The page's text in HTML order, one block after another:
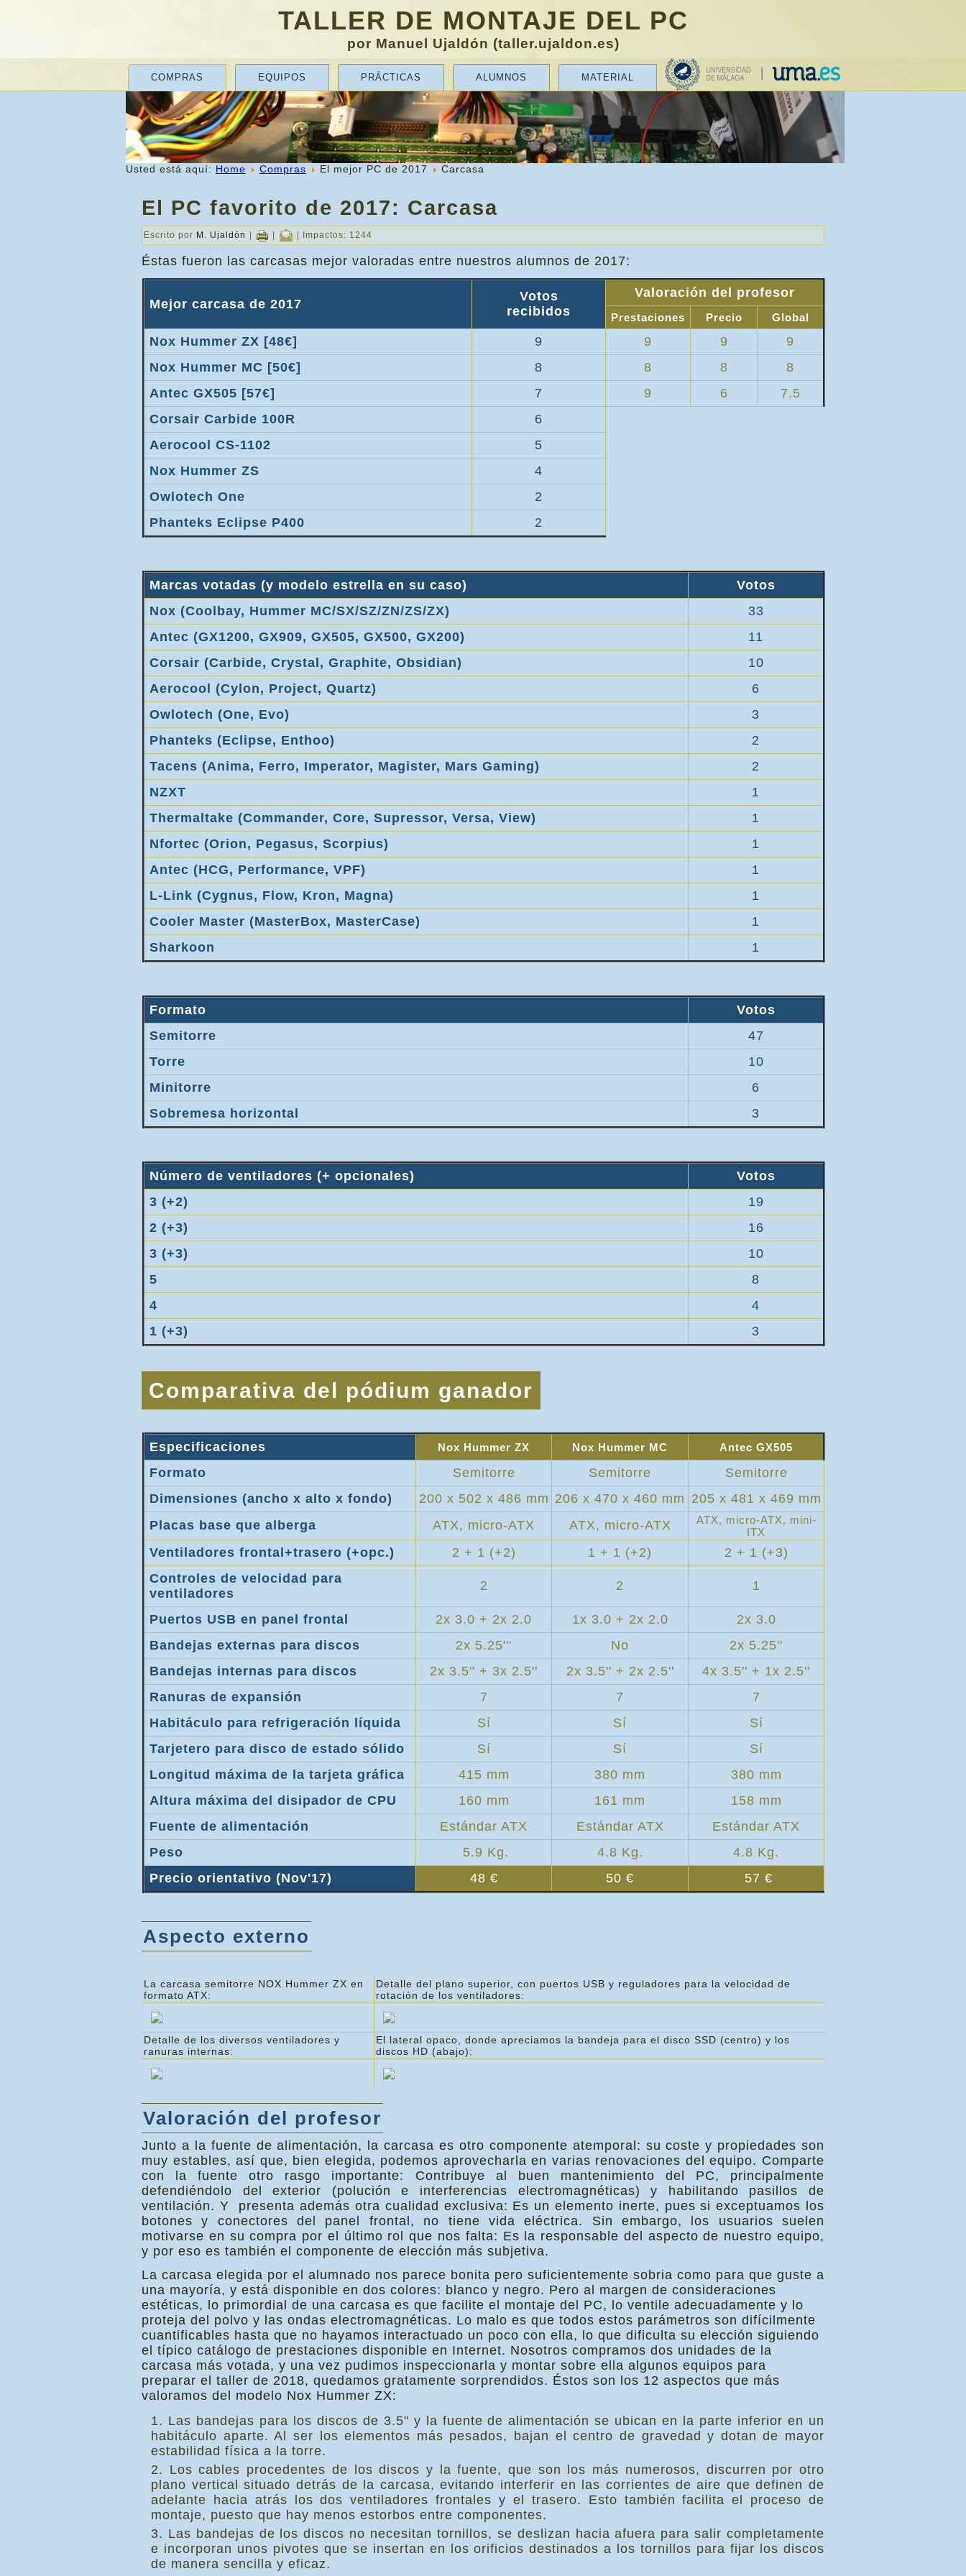
TALLER DE MONTAJE DEL PC
por Manuel Ujaldón (taller.ujaldon.es)
COMPRAS EQUIPOS PRÁCTICAS ALUMNOS MATERIAL
Usted está aquí: Home Compras El mejor PC de 2017 Carcasa
El PC favorito de 2017: Carcasa
Escrito por M. Ujaldón | | | Impactos: 1244
Éstas fueron las carcasas mejor valoradas entre nuestros alumnos de 2017:
Mejor carcasa de 2017
Votos
recibidos
Valoración del profesor
Prestaciones Precio Global
Nox Hummer ZX [48€] 9 9 9
9
Nox Hummer MC [50€]
8 8 8
8
Antec GX505 [57€]
7 9 6
7.5
Corsair Carbide 100R
6
Aerocool CS-1102
5
Nox Hummer ZS
4
Owlotech One
2
Phanteks Eclipse P400
2
Marcas votadas (y modelo estrella en su caso)
Votos
Nox (Coolbay, Hummer MC/SX/SZ/ZN/ZS/ZX)
33
Antec (GX1200, GX909, GX505, GX500, GX200)
11
Corsair (Carbide, Crystal, Graphite, Obsidian)
10
Aerocool (Cylon, Project, Quartz)
6
Owlotech (One, Evo)
3
Phanteks (Eclipse, Enthoo)
2
Tacens (Anima, Ferro, Imperator, Magister, Mars Gaming)
2
NZXT
1
Thermaltake (Commander, Core, Supressor, Versa, View)
1
Nfortec (Orion, Pegasus, Scorpius)
1
Antec (HCG, Performance, VPF)
1
L-Link (Cygnus, Flow, Kron, Magna)
1
Cooler Master (MasterBox, MasterCase)
1
Sharkoon
1
Formato
Votos
Semitorre
47
Torre
10
Minitorre
6
Sobremesa horizontal
3
Número de ventiladores (+ opcionales)
Votos
3 (+2)
19
2 (+3)
16
3 (+3)
10
5
8
4
4
1 (+3)
3
Comparativa del pódium ganador
Especificaciones Nox Hummer ZX Nox Hummer MC Antec GX505
Formato Semitorre Semitorre
Semitorre
Dimensiones (ancho x alto x fondo)
200 x 502 x 486 mm 206 x 470 x 460 mm 205 x 481 x 469 mm
Placas base que alberga
ATX, micro-ATX ATX, micro-ATX
ATX, micro-ATX, mini-
ITX
Ventiladores frontal+trasero (+opc.) 2 + 1 (+2) 1 + 1 (+2)
2 + 1 (+3)
Controles de velocidad para
ventiladores
2 2 1
Puertos USB en panel frontal 2x 3.0 + 2x 2.0 1x 3.0 + 2x 2.0
2x 3.0
Bandejas externas para discos
2x 5.25''' No
2x 5.25''
Bandejas internas para discos
2x 3.5'' + 3x 2.5'' 2x 3.5'' + 2x 2.5''
4x 3.5'' + 1x 2.5''
Ranuras de expansión
7 7
7
Habitáculo para refrigeración líquida
Sí Sí
Sí
Tarjetero para disco de estado sólido
Sí Sí
Sí
Longitud máxima de la tarjeta gráfica
415 mm 380 mm
380 mm
Altura máxima del disipador de CPU
160 mm 161 mm
158 mm
Fuente de alimentación
Estándar ATX Estándar ATX
Estándar ATX
Peso
5.9 Kg. 4.8 Kg.
4.8 Kg.
Precio orientativo (Nov'17)
48 € 50 € 57 €
Aspecto externo
La carcasa semitorre NOX Hummer ZX en
formato ATX:
Detalle del plano superior, con puertos USB y reguladores para la velocidad de
rotación de los ventiladores:
Detalle de los diversos ventiladores y
ranuras internas:
El lateral opaco, donde apreciamos la bandeja para el disco SSD (centro) y los
discos HD (abajo):
Valoración del profesor
Junto a la fuente de alimentación, la carcasa es otro componente atemporal: su coste y propiedades son
muy estables, así que, bien elegida, podemos aprovecharla en varias renovaciones del equipo. Comparte
con la fuente otro rasgo importante: Contribuye al buen mantenimiento del PC, principalmente
defendiéndolo del exterior (polución e interferencias electromagnéticas) y habilitando pasillos de
ventilación. Y presenta además otra cualidad exclusiva: Es un elemento inerte, pues si exceptuamos los
botones y conectores del panel frontal, no tiene vida eléctrica. Sin embargo, los usuarios suelen
motivarse en su compra por el último rol que nos falta: Es la responsable del aspecto de nuestro equipo,
y por eso es también el componente de elección más subjetiva.
La carcasa elegida por el alumnado nos parece bonita pero suficientemente sobria como para que guste a
una mayoría, y está disponible en dos colores: blanco y negro. Pero al margen de consideraciones
estéticas, lo primordial de una carcasa es que facilite el montaje del PC, lo ventile adecuadamente y lo
proteja del polvo y las ondas electromagnéticas. Lo malo es que todos estos parámetros son difícilmente
cuantificables hasta que no hayamos interactuado un poco con ella, lo que dificulta su elección siguiendo
el típico catálogo de prestaciones disponible en Internet. Nosotros compramos dos unidades de la
carcasa más votada, y una vez pudimos inspeccionarla y montar sobre ella algunos equipos para
preparar el taller de 2018, quedamos gratamente sorprendidos. Éstos son los 12 aspectos que más
valoramos del modelo Nox Hummer ZX:
Las bandejas para los discos de 3.5" y la fuente de alimentación se ubican en la parte inferior en un
habitáculo aparte. Al ser los elementos más pesados, bajan el centro de gravedad y dotan de mayor
estabilidad física a la torre.
Los cables procedentes de los discos y la fuente, que son los más numerosos, discurren por otro
plano vertical situado detrás de la carcasa, evitando interferir en las corrientes de aire que definen de
adelante hacia atrás los dos ventiladores frontales y el trasero. Esto también facilita el proceso de
montaje, puesto que hay menos estorbos entre componentes.
Las bandejas de los discos no necesitan tornillos, se deslizan hacia afuera para salir completamente
e incorporan unos pivotes que se insertan en los orificios destinados a los tornillos para fijar los discos
de manera sencilla y eficaz.